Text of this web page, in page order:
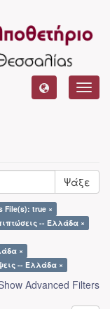
Ψάξε
File(s): true ×
-- Ελλάδα ×
×
-- Ελλάδα ×
Advanced Filters